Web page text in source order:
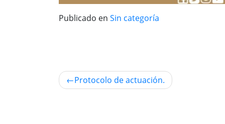
Publicado en Sin categoría
Navegación
Protocolo de actuación.